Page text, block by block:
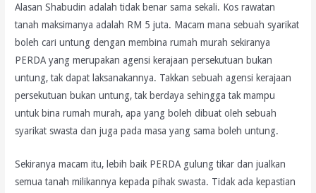
Alasan Shabudin adalah tidak benar sama sekali. Kos rawatan
tanah maksimanya adalah RM 5 juta. Macam mana sebuah syarikat
boleh cari untung dengan membina rumah murah sekiranya
PERDA yang merupakan agensi kerajaan persekutuan bukan
untung, tak dapat laksanakannya. Takkan sebuah agensi kerajaan
persekutuan bukan untung, tak berdaya sehingga tak mampu
untuk bina rumah murah, apa yang boleh dibuat oleh sebuah
syarikat swasta dan juga pada masa yang sama boleh untung.
Sekiranya macam itu, lebih baik PERDA gulung tikar dan jualkan
semua tanah milikannya kepada pihak swasta. Tidak ada kepastian